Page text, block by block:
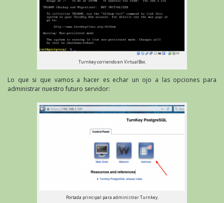
Turnkey corriendo en VirtualBox.
Lo que si que vamos a hacer es echar un ojo a las opciones para
administrar nuestro futuro servidor:
Portada principal para administrar Turnkey.